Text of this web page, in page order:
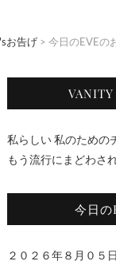
お告げ > 今日のEVEの
VANITY
私らしい 私のための
もう流行にまどわさ
今日の
２０２６年８月０５日